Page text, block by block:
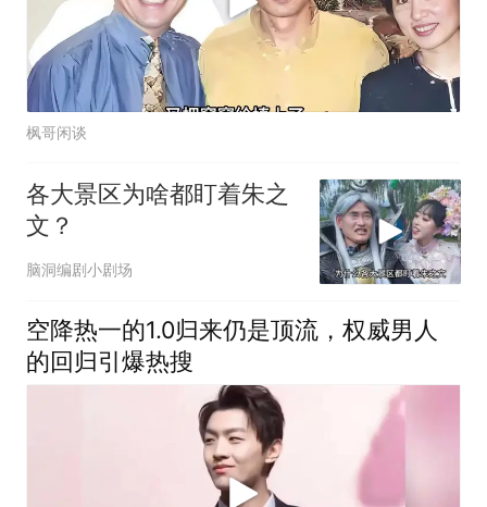
枫哥闲谈
各大景区为啥都盯着朱之
文？
脑洞编剧小剧场
空降热一的1.0归来仍是顶流，权威男人
的回归引爆热搜